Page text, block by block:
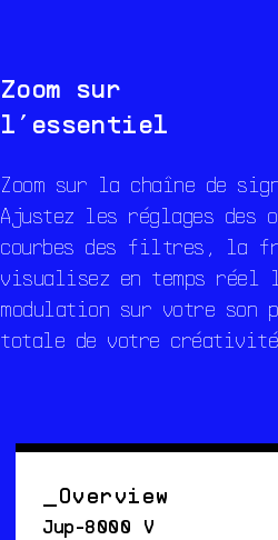
Zoom sur
l’essentiel
Zoom sur la chaîne de
Ajustez les réglages
courbes des filtres, la
visualisez en temps réel
modulation sur votre son
totale de votre créativité.
Overview
Jup-8000 V